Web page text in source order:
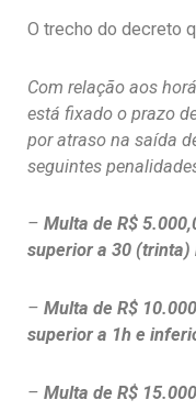
O trecho do decreto
Com relação aos
está fixado o prazo
por atraso na saída
seguintes
– Multa de R$
superior a 30
– Multa de R$
superior a 1h e
– Multa de R$